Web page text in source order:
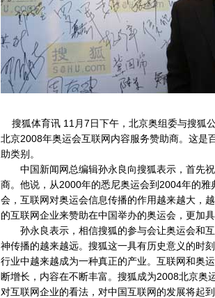
搜狐体育讯 11月7日下午，北京奥组委与搜狐
北京2008年奥运会互联网内容服务赞助商。这是
助类别。
中国新闻网总编辑孙永良向搜狐表示，首先祝
商。他说，从2000年的悉尼奥运会到2004年的
会，互联网对奥运会信息传播的作用越来越大，
的互联网企业来赞助在中国举办的奥运会，更加
孙永良表示，相信搜狐的参与会让奥运会和互
神传播的越来越远。搜狐这一具有历史意义的时
行业中越来越成为一种真正的产业。互联网和奥
断增长，内容在不断丰富。搜狐成为2008北京奥
对互联网企业的看法，对中国互联网的发展将起